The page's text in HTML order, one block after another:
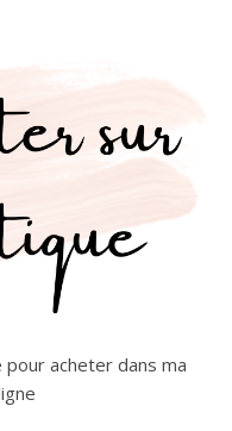
acheter dans ma